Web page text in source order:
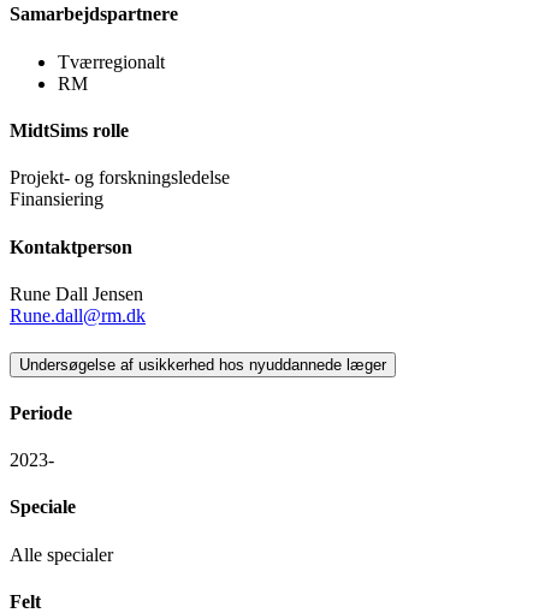
Samarbejdspartnere
Tværregionalt
RM
MidtSims rolle
Projekt- og forskningsledelse
Finansiering
Kontaktperson
Rune Dall Jensen
Rune.dall@rm.dk
Undersøgelse af usikkerhed hos nyuddannede læger
Periode
2023-
Speciale
Alle specialer
Felt